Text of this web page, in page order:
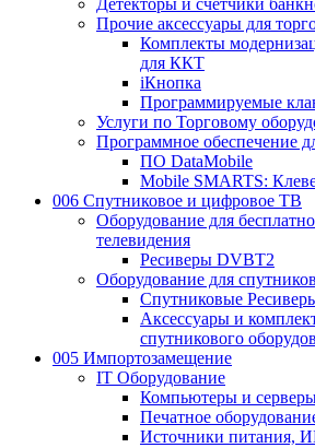
Детекторы и счётчики
Прочие аксессуары для
Комплекты
для ККТ
iКнопка
Программируемые
Услуги по Торговому
Программное обеспечение
ПО DataMobile
Mobile SMARTS:
006 Спутниковое и цифровое ТВ
Оборудование для
телевидения
Ресиверы DVBT2
Оборудование для
Спутниковые
Аксессуары и
спутникового
005 Импортозамещение
IT Оборудование
Компьютеры и
Печатное
Источники питания,